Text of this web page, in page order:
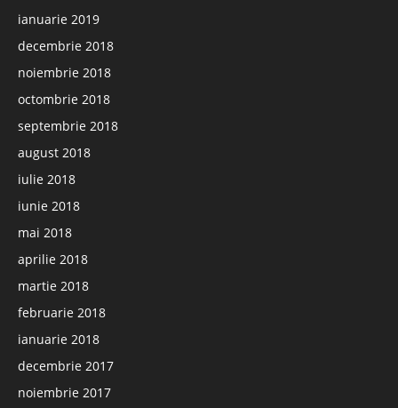
ianuarie 2019
decembrie 2018
noiembrie 2018
octombrie 2018
septembrie 2018
august 2018
iulie 2018
iunie 2018
mai 2018
aprilie 2018
martie 2018
februarie 2018
ianuarie 2018
decembrie 2017
noiembrie 2017